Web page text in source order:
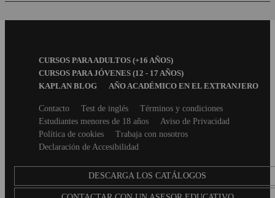
FooterCURSOS PARA ADULTOS (+16 AÑOS)
CURSOS PARA JÓVENES (12 - 17 AÑOS)
KAPLAN BLOG
AÑO ACADÉMICO EN EL EXTRANJERO
SecondaryContacto Test de inglés
Términos y condiciones
Estudiantes menores de 18 años
Aviso de Privacidad
Política de cookies
Trabaja con nosotros
Declaración de Accesibilidad
DESCARGA LOS CATÁLOGOS